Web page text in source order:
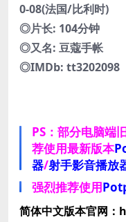
0-08(法国/比利时)
◎片长: 104分钟
◎又名: 豆蔻手帐
◎IMDb: tt3202098
PS：部分电脑端
荐使用最新版本
器/射手影音播放
强烈推荐使用
简体中文版本官网